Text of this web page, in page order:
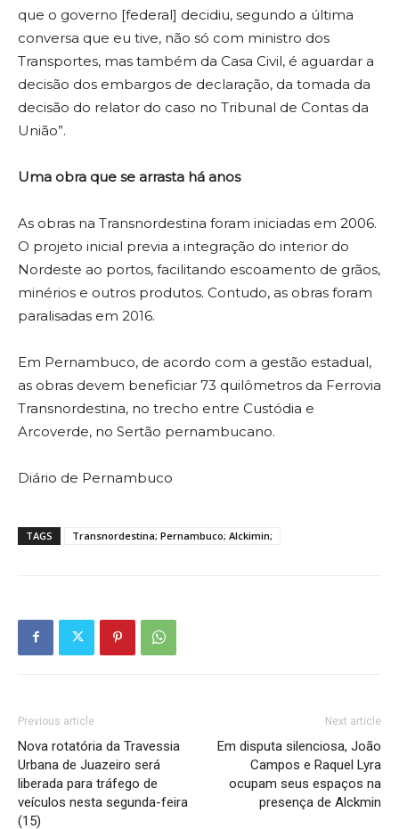
que o governo [federal] decidiu, segundo a última
conversa que eu tive, não só com ministro dos
Transportes, mas também da Casa Civil, é aguardar a
decisão dos embargos de declaração, da tomada da
decisão do relator do caso no Tribunal de Contas da
União”.
Uma obra que se arrasta há anos
As obras na Transnordestina foram iniciadas em 2006.
O projeto inicial previa a integração do interior do
Nordeste ao portos, facilitando escoamento de grãos,
minérios e outros produtos. Contudo, as obras foram
paralisadas em 2016.
Em Pernambuco, de acordo com a gestão estadual,
as obras devem beneficiar 73 quilômetros da Ferrovia
Transnordestina, no trecho entre Custódia e
Arcoverde, no Sertão pernambucano.
Diário de Pernambuco
TAGS Transnordestina; Pernambuco; Alckimin;
Previous article
Nova rotatória da Travessia
Urbana de Juazeiro será
liberada para tráfego de
veículos nesta segunda-feira
(15)
Next article
Em disputa silenciosa, João
Campos e Raquel Lyra
ocupam seus espaços na
presença de Alckmin